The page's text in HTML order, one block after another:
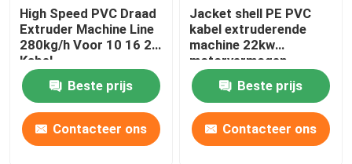
High Speed PVC Draad
Extruder Machine Line
280kg/h Voor 10 16 25
Kabel
Beste prijs
Contacteer ons
Jacket shell PE PVC
kabel extruderende
machine 22kw
motorvermogen
Beste prijs
Contacteer ons